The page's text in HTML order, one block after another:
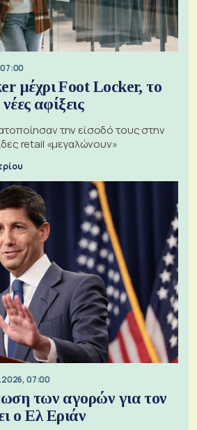
μέχρι Foot Locker, το
αφίξεις
την είσοδό τους στην
retail «μεγαλώνουν»
07:00
των αγορών για τον
ο Ελ Εριάν